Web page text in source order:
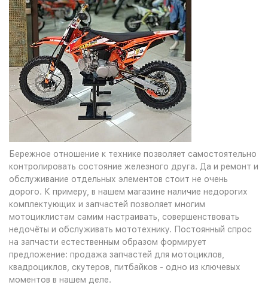
Бережное отношение к технике позволяет самостоятельно
контролировать состояние железного друга. Да и ремонт и
обслуживание отдельных элементов стоит не очень
дорого. К примеру, в нашем магазине наличие недорогих
комплектующих и запчастей позволяет многим
мотоциклистам самим настраивать, совершенствовать
недочёты и обслуживать мототехнику. Постоянный спрос
на запчасти естественным образом формирует
предложение: продажа запчастей для мотоциклов,
квадроциклов, скутеров, питбайков - одно из ключевых
моментов в нашем деле.